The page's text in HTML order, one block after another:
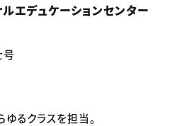
ルエデュケーションセンター
号
るクラスを担当。